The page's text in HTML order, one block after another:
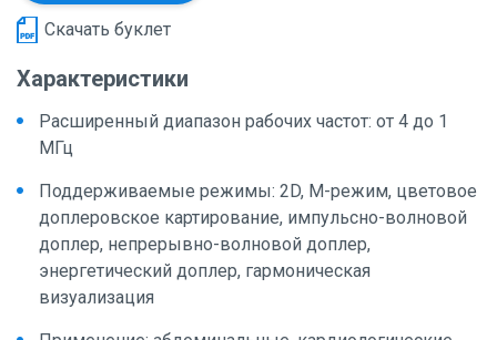
Скачать буклет
Характеристики
Расширенный диапазон рабочих частот: от 4 до 1
МГц
Поддерживаемые режимы: 2D, М-режим, цветовое
доплеровское картирование, импульсно-волновой
доплер, непрерывно-волновой доплер,
энергетический доплер, гармоническая
визуализация